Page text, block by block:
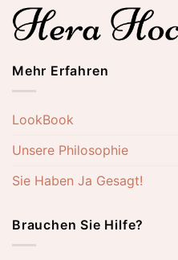
Mehr Erfahren
LookBook
Unsere Philosophie
Sie Haben Ja Gesagt!
Brauchen Sie Hilfe?